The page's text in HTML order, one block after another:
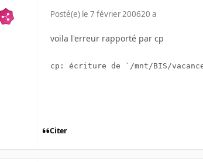
Posté(e) le 7 février 200620 a
voila l'erreur rapporté par cp
cp: écriture de `/mnt/BIS/
Citer